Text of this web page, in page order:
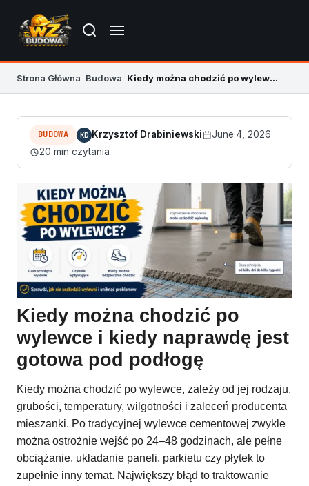
Strona Główna–Budowa– Kiedy można chodzić po wylewce, żeby jej nie zniszczyć
BUDOWA KD Krzysztof Drabiniewski
June 4, 2026
20 min czytania
Kiedy można chodzić po
wylewce i kiedy naprawdę jest
gotowa pod podłogę
Kiedy można chodzić po wylewce, zależy od jej rodzaju,
grubości, temperatury, wilgotności i zaleceń producenta
mieszanki. Po tradycyjnej wylewce cementowej zwykle
można ostrożnie wejść po 24–48 godzinach, ale pełne
obciążanie, układanie paneli, parkietu czy płytek to
zupełnie inny temat. Największy błąd to traktowanie